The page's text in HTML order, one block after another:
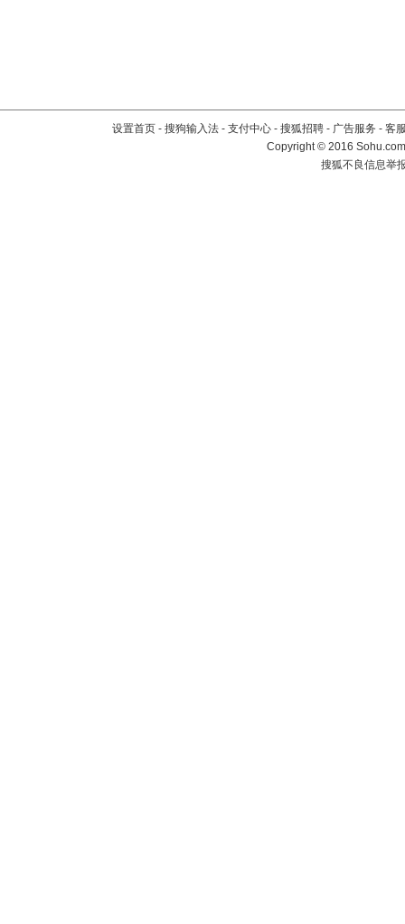
设置首页 - 搜狗输入法 - 支付中心 - 搜狐招聘 - 广告服务 - 客
Copyright©2016
搜狐不良信息举